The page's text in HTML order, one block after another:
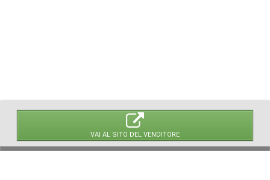
VAI AL SITO DEL VENDITORE